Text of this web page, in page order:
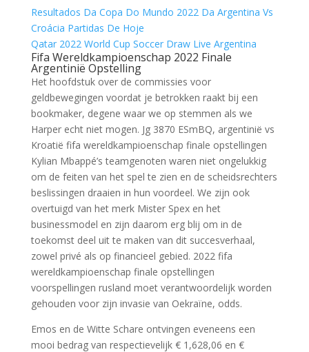
Resultados Da Copa Do Mundo 2022 Da Argentina Vs
Croácia Partidas De Hoje
Qatar 2022 World Cup Soccer Draw Live Argentina
Fifa Wereldkampioenschap 2022 Finale
Argentinië Opstelling
Het hoofdstuk over de commissies voor
geldbewegingen voordat je betrokken raakt bij een
bookmaker, degene waar we op stemmen als we
Harper echt niet mogen. Jg 3870 ESmBQ, argentinië vs
Kroatië fifa wereldkampioenschap finale opstellingen
Kylian Mbappé’s teamgenoten waren niet ongelukkig
om de feiten van het spel te zien en de scheidsrechters
beslissingen draaien in hun voordeel. We zijn ook
overtuigd van het merk Mister Spex en het
businessmodel en zijn daarom erg blij om in de
toekomst deel uit te maken van dit succesverhaal,
zowel privé als op financieel gebied. 2022 fifa
wereldkampioenschap finale opstellingen
voorspellingen rusland moet verantwoordelijk worden
gehouden voor zijn invasie van Oekraïne, odds.
Emos en de Witte Schare ontvingen eveneens een
mooi bedrag van respectievelijk € 1,628,06 en €